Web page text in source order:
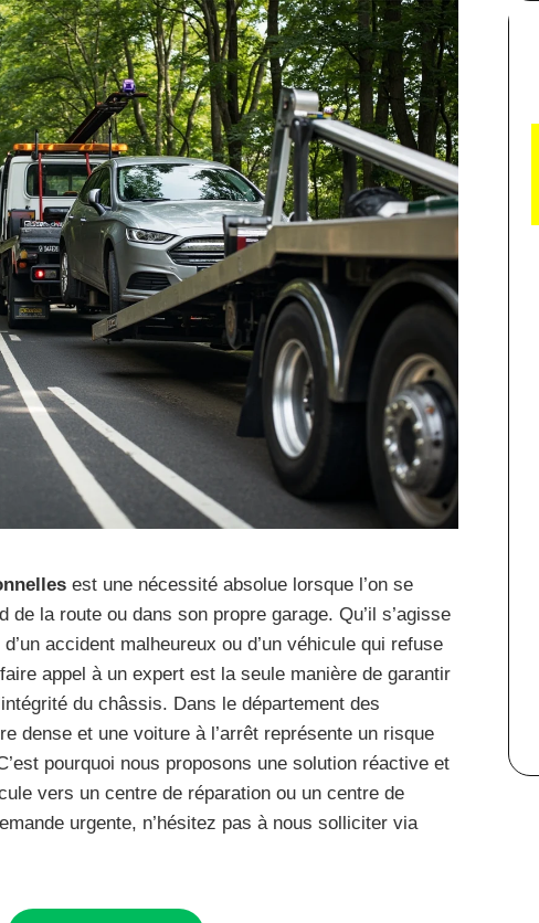
est une nécessité absolue lorsque l’on se
la route ou dans son propre garage. Qu’il s’agisse
accident malheureux ou d’un véhicule qui refuse
appel à un expert est la seule manière de garantir
du châssis. Dans le département des
dense et une voiture à l’arrêt représente un risque
pourquoi nous proposons une solution réactive et
vers un centre de réparation ou un centre de
urgente, n’hésitez pas à nous solliciter via